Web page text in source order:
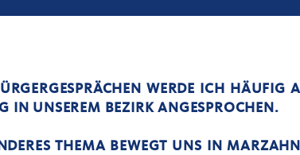
WERDE ICH HÄUFIG
IN UNSEREM BEZIRK ANGESPROCHEN.
THEMA BEWEGT UNS IN